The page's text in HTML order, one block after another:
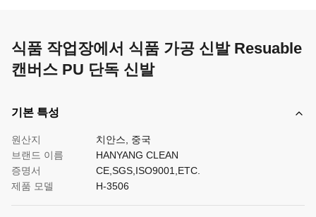
식품 작업장에서 식품 가공 신발 Resuable
캔버스 PU 단독 신발
기본 특성
원산지
치안스, 중국
브랜드 이름
HANYANG CLEAN
증명서
CE,SGS,ISO9001,ETC.
제품 모델
H-3506